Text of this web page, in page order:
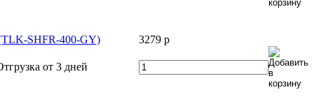
SHFR-400-GY) 3279 p
от 3 дней